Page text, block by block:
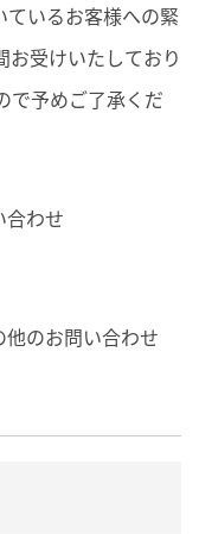
いるお客様への緊
受けいたしており
で予めご了承くだ
わせ
のお問い合わせ